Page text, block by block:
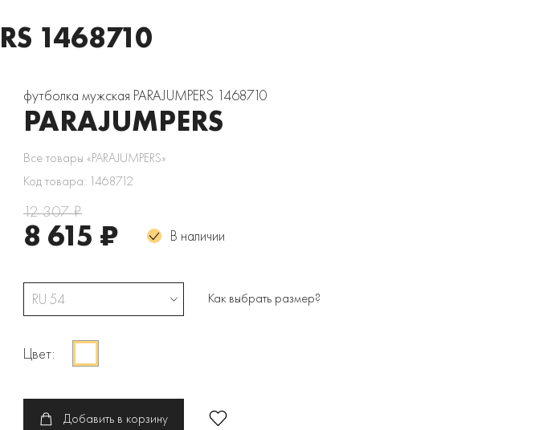
1468710
футболка мужская PARAJUMPERS 1468710
PARAJUMPERS
Все товары «PARAJUMPERS»
Код товара: 1468712
12 307 ₽
8 615 ₽ В наличии
RU 54 Как выбрать размер?
Цвет:
Добавить в корзину